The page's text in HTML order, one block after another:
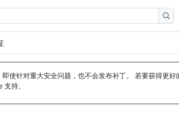
使针对重大安全问题，也不会发布补丁。 若要获得更
持。